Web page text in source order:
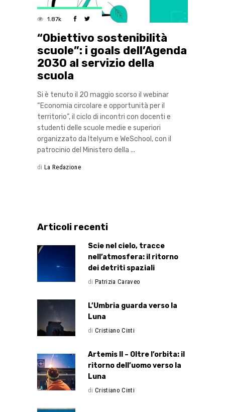
1.87k
“Obiettivo sostenibilità
scuole”: i goals dell’Agenda
2030 al servizio della
scuola
Si è tenuto il 20 maggio scorso il webinar
“Economia circolare e opportunità per il
territorio”, il ciclo di incontri con docenti e
studenti delle scuole medie e superiori
organizzato da Itelyum e WeSchool, con il
patrocinio del Ministero della
di La Redazione
Articoli recenti
Scie nel cielo, tracce
nell’atmosfera: il ritorno
dei detriti spaziali
di Patrizia Caraveo
L’Umbria guarda verso la
Luna
di Cristiano Cinti
Artemis II – Oltre l’orbita: il
ritorno dell’uomo verso la
Luna
di Cristiano Cinti